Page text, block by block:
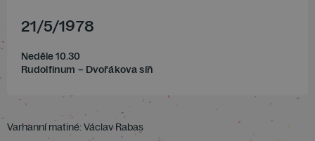
21/5/1978
Neděle 10.30
Rudolfinum – Dvořákova síň
Varhanní matiné: Václav Rabas